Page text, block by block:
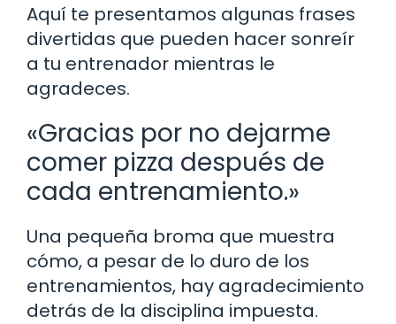
Aquí te presentamos algunas frases
divertidas que pueden hacer sonreír
a tu entrenador mientras le
agradeces.
«Gracias por no dejarme
comer pizza después de
cada entrenamiento.»
Una pequeña broma que muestra
cómo, a pesar de lo duro de los
entrenamientos, hay agradecimiento
detrás de la disciplina impuesta.